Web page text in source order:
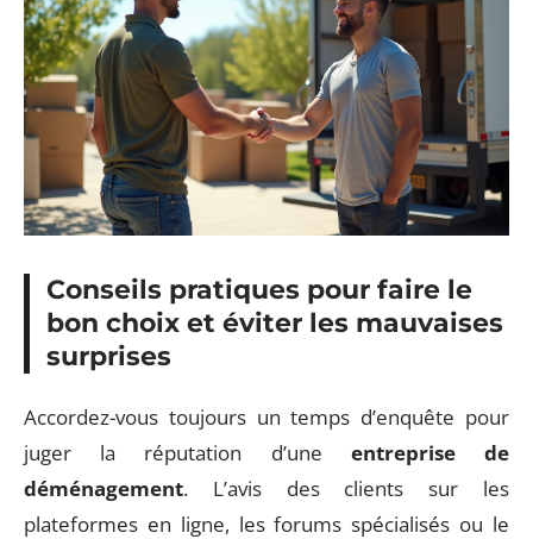
Conseils pratiques pour faire le
bon choix et éviter les mauvaises
surprises
Accordez-vous toujours un temps d’enquête pour
juger la réputation d’une entreprise de
déménagement. L’avis des clients sur les
plateformes en ligne, les forums spécialisés ou le